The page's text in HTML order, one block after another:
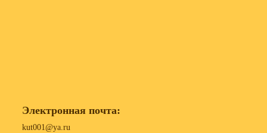
Электронная почта:
kut001@ya.ru